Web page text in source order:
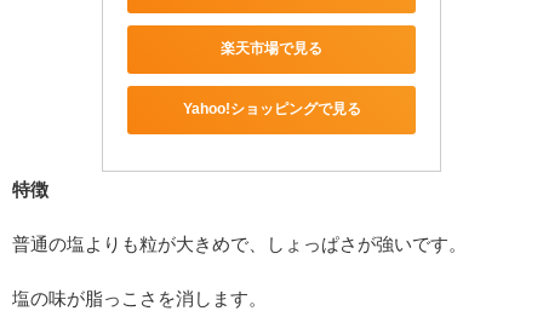
楽天市場で見る
Yahoo!ショッピングで見る
特徴
普通の塩よりも粒が大きめで、しょっぱさが強いです。
塩の味が脂っこさを消します。